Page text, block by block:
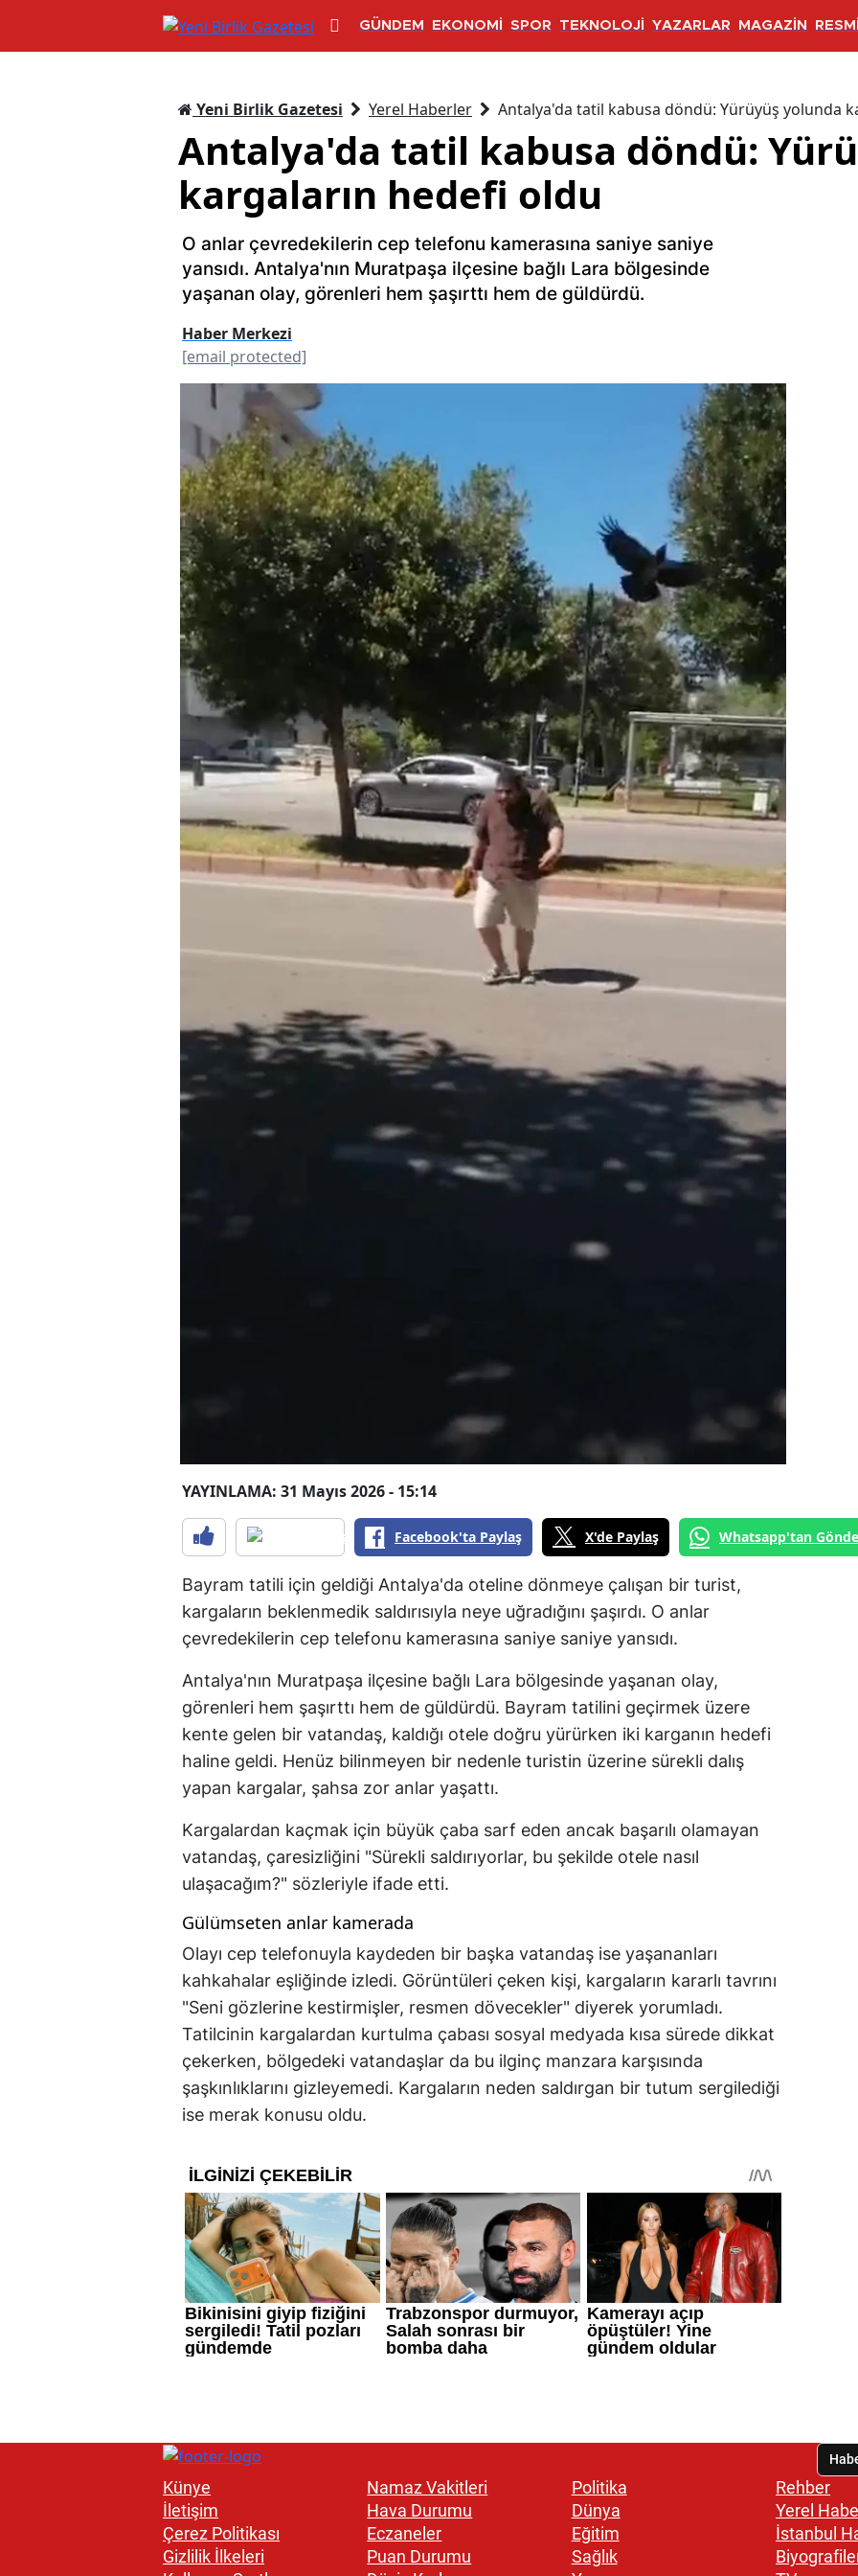
GÜNDEM EKONOMİ SPOR TEKNOLOJİ YAZARLAR MAGAZİN
Yeni Birlik Gazetesi Yerel Haberler Antalya'da tatil kabusa döndü: Yürüyüş yolunda
Antalya'da tatil kabusa döndü:
kargaların hedefi oldu
O anlar çevredekilerin cep telefonu kamerasına saniye saniye
yansıdı. Antalya'nın Muratpaşa ilçesine bağlı Lara bölgesinde
yaşanan olay, görenleri hem şaşırttı hem de güldürdü.
Haber Merkezi
[email protected]
YAYINLAMA: 31 Mayıs 2026 - 15:14
Facebook'ta Paylaş X'de Paylaş Whatsapp'tan
Bayram tatili için geldiği Antalya'da oteline dönmeye çalışan bir turist,
kargaların beklenmedik saldırısıyla neye uğradığını şaşırdı. O anlar
çevredekilerin cep telefonu kamerasına saniye saniye yansıdı.
Antalya'nın Muratpaşa ilçesine bağlı Lara bölgesinde yaşanan olay,
görenleri hem şaşırttı hem de güldürdü. Bayram tatilini geçirmek üzere
kente gelen bir vatandaş, kaldığı otele doğru yürürken iki karganın hedefi
haline geldi. Henüz bilinmeyen bir nedenle turistin üzerine sürekli dalış
yapan kargalar, şahsa zor anlar yaşattı.
Kargalardan kaçmak için büyük çaba sarf eden ancak başarılı olamayan
vatandaş, çaresizliğini "Sürekli saldırıyorlar, bu şekilde otele nasıl
ulaşacağım?" sözleriyle ifade etti.
Gülümseten anlar kamerada
Olayı cep telefonuyla kaydeden bir başka vatandaş ise yaşananları
kahkahalar eşliğinde izledi. Görüntüleri çeken kişi, kargaların kararlı tavrını
"Seni gözlerine kestirmişler, resmen dövecekler" diyerek yorumladı.
Tatilcinin kargalardan kurtulma çabası sosyal medyada kısa sürede dikkat
çekerken, bölgedeki vatandaşlar da bu ilginç manzara karşısında
şaşkınlıklarını gizleyemedi. Kargaların neden saldırgan bir tutum sergilediği
ise merak konusu oldu.
Künye
İletişim
Çerez Politikası
Gizlilik İlkeleri
Namaz Vakitleri
Hava Durumu
Eczaneler
Puan Durumu
Politika
Dünya
Eğitim
Sağlık
Rehber
Yerel
İstanbul